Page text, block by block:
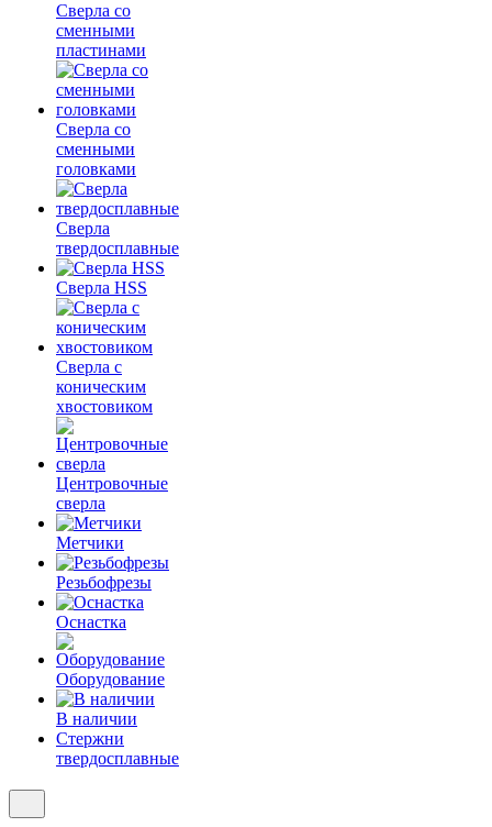
Сверла со
сменными
пластинами
Сверла со
сменными
головками
Сверла
твердосплавные
Сверла HSS
Сверла с
коническим
хвостовиком
Центровочные
сверла
Метчики
Резьбофрезы
Оснастка
Оборудование
В наличии
Стержни
твердосплавные